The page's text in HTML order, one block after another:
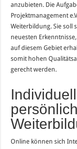
anzubieten. Die
Projektmanagement
Weiterbildung. Sie soll
neuesten
auf diesem Gebiet
somit hohen
gerecht werden.
Online können sich